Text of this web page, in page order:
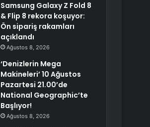
Samsung Galaxy Z Fold 8
& Flip 8 rekora koşuyor:
Ön sipariş rakamları
açıklandı
Ağustos 8, 2026
‘Denizlerin Mega
Makineleri’ 10 Ağustos
Pazartesi 21.00’de
National Geographic’te
Başlıyor!
Ağustos 8, 2026